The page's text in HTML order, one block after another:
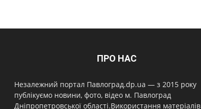
ПРО НАС
Незалежний портал Павлоград.dp.ua — з 2015 року
публікуємо новини, фото, відео м. Павлоград
Дніпропетровської області.Використання матеріалів